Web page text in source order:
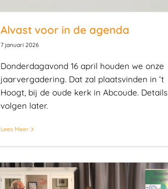
Alvast voor in de agenda
7 januari 2026
Donderdagavond 16 april houden we onze
jaarvergadering. Dat zal plaatsvinden in ‘t
Hoogt, bij de oude kerk in Abcoude. Details
volgen later.
Lees Meer